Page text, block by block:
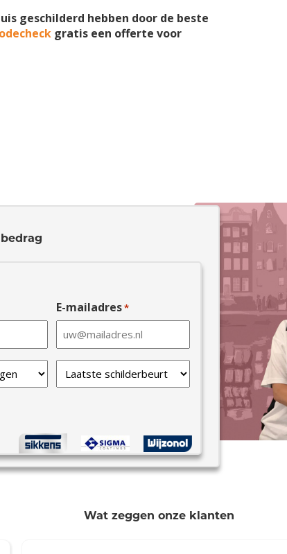
geschilderd hebben door de beste
gratis een offerte voor
E-mailadres*
schilderbeurt
Wat zeggen onze klanten